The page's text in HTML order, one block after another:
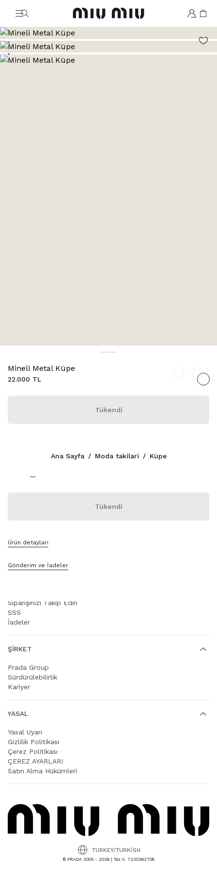
MiuMiu logo
Şu görsele git: 2
Şu görsele git: 3
Şu görsele git: 4
Mineli Metal Küpe
22.000 TL
Tükendi
Tükendi
Ürün detayları
Gönderim ve İadeler
Ana Sayfa / Moda takilari / Küpe
Mağaza Bul
Site Haritası
Siparişinizi Takip Edin
SSS
İadeler
ŞIRKET
Prada Group
Sürdürülebilirlik
Kariyer
YASAL
Yasal Uyarı
Gizlilik Politikası
Çerez Politikası
ÇEREZ AYARLARI
Satın Alma Hükümleri
© PRADA 2005 - 2026 | Tax n. 7330362708
TURKEY/TURKISH